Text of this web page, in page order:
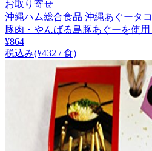
お取り寄せ
沖縄ハム総合食品 沖縄あぐータ
豚肉・やんばる島豚あぐーを使
¥864
税込み(¥432 / 食)